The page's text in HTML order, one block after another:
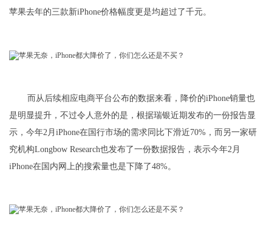
苹果去年的三款新iPhone价格幅度更是均超过了千元。
而从后续相应电商平台公布的数据来看，降价的iPhone销量也
是明显提升，不过令人意外的是，根据瑞银近期发布的一份报告显
示，今年2月iPhone在国行市场的需求同比下滑近70%，而另一家研
究机构Longbow Research也发布了一份数据报告，表示今年2月
iPhone在国内网上的搜索量也是下降了48%。